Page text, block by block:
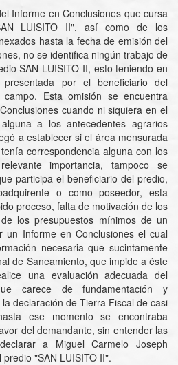
Informe en Conclusiones que cursa
LUISITO II", así como de los
hasta la fecha de emisión del
no se identifica ningún trabajo de
SAN LUISITO II, esto teniendo en
por el beneficiario del
Esta omisión se encuentra
cuando ni siquiera en el
a los antecedentes agrarios
a establecer si el área mensurada
correspondencia alguna con los
importancia, tampoco se
participa el beneficiario del predio,
o como poseedor, esta
proceso, falta de motivación de los
los presupuestos mínimos de un
un Informe en Conclusiones el cual
necesaria que sucintamente
de Saneamiento, que impide a éste
una evaluación adecuada del
carece de fundamentación y
declaración de Tierra Fiscal de casi
ese momento se encontraba
del demandante, sin entender las
a Miguel Carmelo Joseph
"SAN LUISITO II".